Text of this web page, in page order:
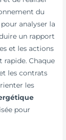
du
analyser la
un rapport
et les actions
Chaque
les contrats
les
pour